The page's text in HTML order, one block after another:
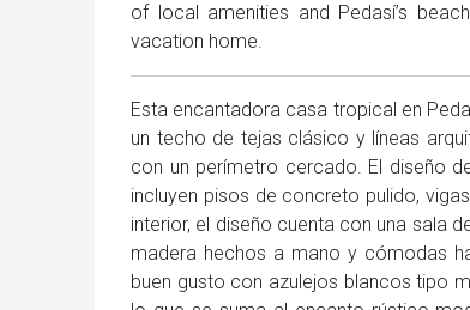
of local amenities and Pedasí’s
vacation home.
Esta encantadora casa tropical en
un techo de tejas clásico y líneas
con un perímetro cercado. El diseño
incluyen pisos de concreto pulido,
interior, el diseño cuenta con una sala
madera hechos a mano y cómodas
buen gusto con azulejos blancos tipo